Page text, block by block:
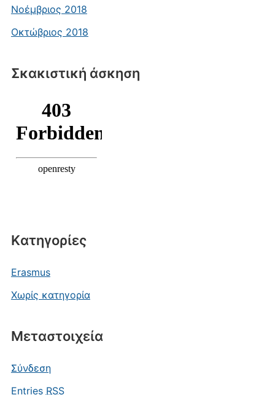
Νοέμβριος 2018
Οκτώβριος 2018
Σκακιστική άσκηση
Kατηγορίες
Erasmus
Χωρίς κατηγορία
Μεταστοιχεία
Σύνδεση
Entries RSS